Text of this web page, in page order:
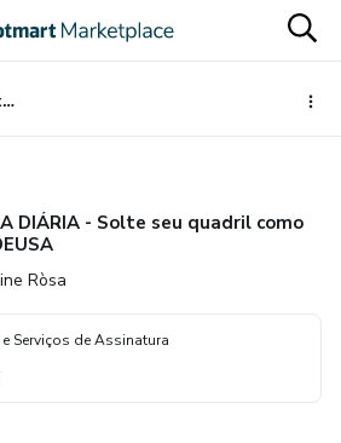
DANÇA DIÁRIA - Solte seu quadril como uma DEUSA
DIÁRIA - Solte seu quadril como
Ròsa
Serviços de Assinatura